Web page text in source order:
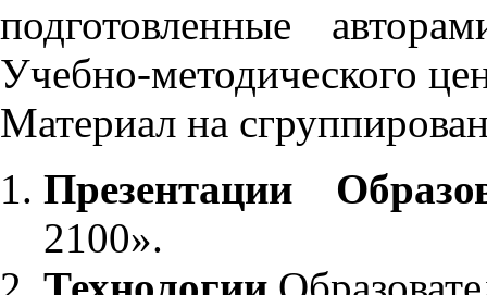
подготовленные
Учебно-методического
Материал на
Презентации
2100».